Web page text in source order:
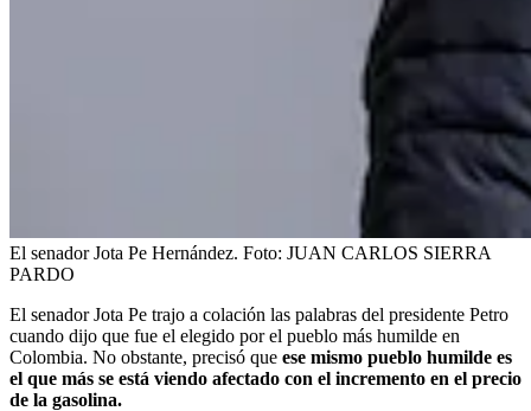
El senador Jota Pe Hernández. Foto: JUAN CARLOS SIERRA
PARDO
El senador Jota Pe trajo a colación las palabras del presidente Petro
cuando dijo que fue el elegido por el pueblo más humilde en
Colombia. No obstante, precisó que ese mismo pueblo humilde es
el que más se está viendo afectado con el incremento en el precio
de la gasolina.